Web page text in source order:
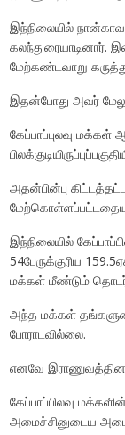
இந்நிலையில்
கலந்துரையாடினார்.
மேற்கண்டவாறு
இதன்போது அவர்
கேப்பாப்புலவு மக்கள்
அதன்பின்பு
இந்நிலையில்
54பேருக்குரிய
மக்கள் மீண்டும்
அந்த மக்கள்
போராடவில்லை.
எனவே
கேப்பாப்பிலவு
அமைச்சினுடைய